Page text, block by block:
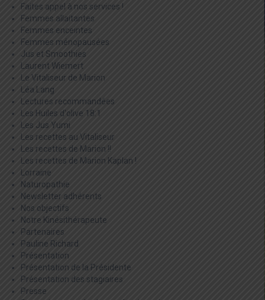
Faites appel à nos services !
Femmes allaitantes
Femmes enceintes
Femmes ménopausées
Jus et Smoothies
Laurent Wiemert
Le Vitaliseur de Marion
Léa Lang
Lectures recommandées
Les Huiles d'olive 18:1
Les Jus Yumi
Les recettes au Vitaliseur
Les recettes de Marion !!
Les recettes de Marion Kaplan !
Lorraine
Naturopathie
Newsletter adhérents
Nos objectifs
Notre Kinésithérapeute
Partenaires
Pauline Richard
Présentation
Présentation de la Présidente
Présentation des stagiaires
Presse